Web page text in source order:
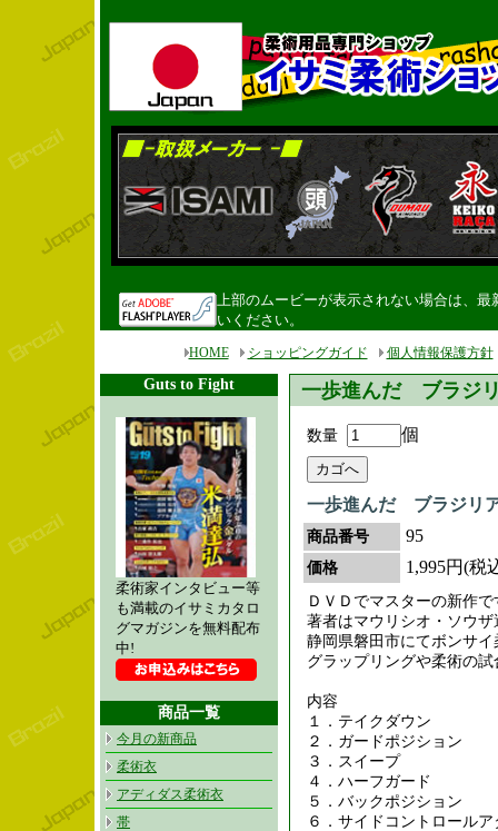
上部のムービーが表示されない場合は、最
いください。
HOME ショッピングガイド 個人情報保護方針
Guts to Fight
柔術家インタビュー等
も満載のイサミカタロ
グマガジンを無料配布
中!
商品一覧
今月の新商品
柔術衣
アディダス柔術衣
帯
一歩進んだ ブラジ
数量 個
一歩進んだ ブラジリ
商品番号 95
価格 1,995円(税
ＤＶＤでマスターの新作で
著者はマウリシオ・ソウザ
静岡県磐田市にてボンサ
グラップリングや柔術の
内容
１．テイクダウン
２．ガードポジション
３．スイープ
４．ハーフガード
５．バックポジション
６．サイドコントロールア